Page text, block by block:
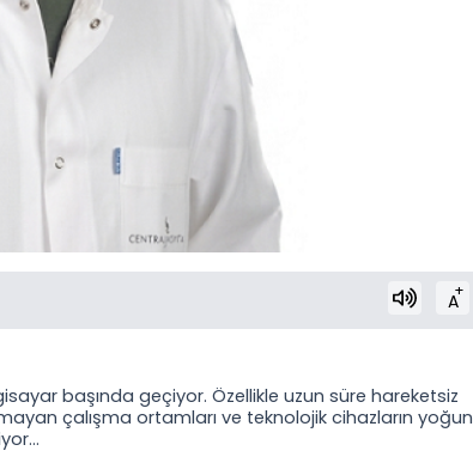
A+
başında geçiyor. Özellikle uzun süre hareketsiz
çalışma ortamları ve teknolojik cihazların yoğun